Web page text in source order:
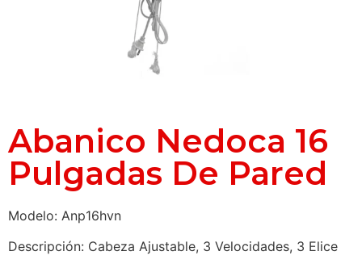
Abanico Nedoca 16
Pulgadas De Pared
Modelo: Anp16hvn
Descripción: Cabeza Ajustable, 3 Velocidades, 3 Elice